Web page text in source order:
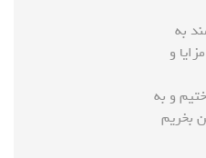
به
و
و به
بخریم